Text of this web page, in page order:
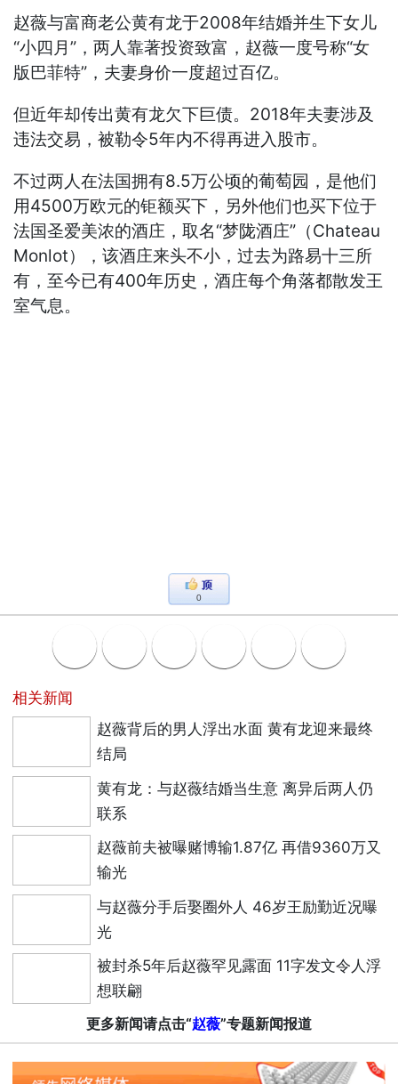
赵薇与富商老公黄有龙于2008年结婚并生下女儿
“小四月”，两人靠著投资致富，赵薇一度号称“女
版巴菲特”，夫妻身价一度超过百亿。
但近年却传出黄有龙欠下巨债。2018年夫妻涉及
违法交易，被勒令5年内不得再进入股市。
不过两人在法国拥有8.5万公顷的葡萄园，是他们
用4500万欧元的钜额买下，另外他们也买下位于
法国圣爱美浓的酒庄，取名“梦陇酒庄”（Chateau
Monlot），该酒庄来头不小，过去为路易十三所
有，至今已有400年历史，酒庄每个角落都散发王
室气息。
0
相关新闻
赵薇背后的男人浮出水面 黄有龙迎来最终
结局
黄有龙：与赵薇结婚当生意 离异后两人仍
联系
赵薇前夫被曝赌博输1.87亿 再借9360万又
输光
与赵薇分手后娶圈外人 46岁王励勤近况曝
光
被封杀5年后赵薇罕见露面 11字发文令人浮
想联翩
更多新闻请点击“赵薇”专题新闻报道